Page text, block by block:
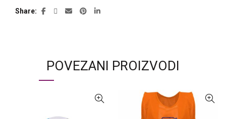
Share
POVEZANI PROIZVODI